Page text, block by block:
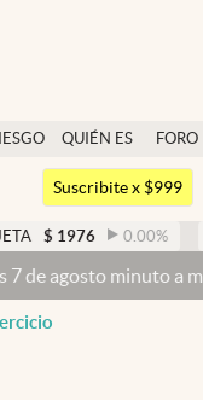
QUIÉN ES
QUIÉN
FORO
Argentina
México
Suscribite x $999
0.00 % DÓLAR MEP
minuto a minutoDólar